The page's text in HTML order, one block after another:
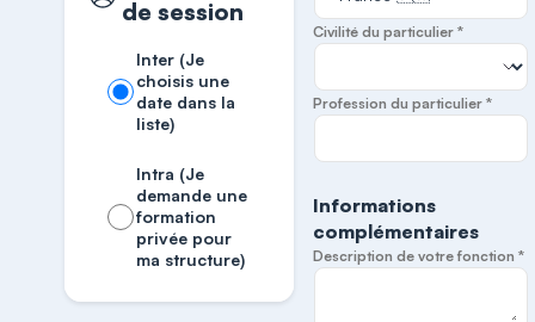
de session
Inter (Je
choisis une
date dans la
liste)
Intra (Je
demande une
formation
privée pour
ma structure)
Civilité du particulier *
Profession du particulier *
Informations
complémentaires
Description de votre fonction *